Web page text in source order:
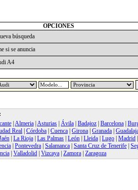
OPCIONES
búsqueda
si se anuncia
A4
Almeria Asturias Ávila Badajoz Barcelona
Real Córdoba Cuenca Girona Granada
La Rioja Las Palmas León Lleida Lugo Madrid
Pontevedra Salamanca Santa Cruz de Tenerife
Valladolid Vizcaya Zamora Zaragoza